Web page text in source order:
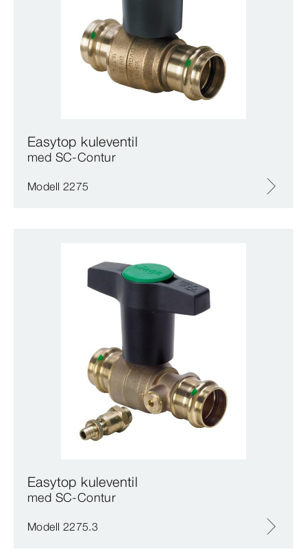
Easytop kuleventil
med SC‑Contur
Modell 2275
Easytop kuleventil
med SC‑Contur
Modell 2275.3